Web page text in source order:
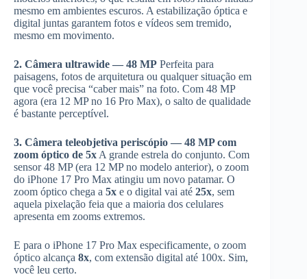
mesmo em ambientes escuros. A estabilização óptica e
digital juntas garantem fotos e vídeos sem tremido,
mesmo em movimento.
2. Câmera ultrawide — 48 MP Perfeita para
paisagens, fotos de arquitetura ou qualquer situação em
que você precisa “caber mais” na foto. Com 48 MP
agora (era 12 MP no 16 Pro Max), o salto de qualidade
é bastante perceptível.
3. Câmera teleobjetiva periscópio — 48 MP com
zoom óptico de 5x A grande estrela do conjunto. Com
sensor 48 MP (era 12 MP no modelo anterior), o zoom
do iPhone 17 Pro Max atingiu um novo patamar. O
zoom óptico chega a 5x e o digital vai até 25x, sem
aquela pixelação feia que a maioria dos celulares
apresenta em zooms extremos.
E para o iPhone 17 Pro Max especificamente, o zoom
óptico alcança 8x, com extensão digital até 100x. Sim,
você leu certo.